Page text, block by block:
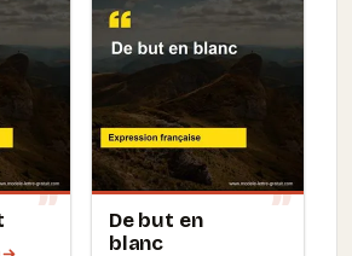
De but en
blanc